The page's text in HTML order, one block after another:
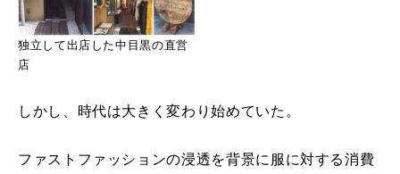
独立して出店した中目黒の直営
店
しかし、時代は大きく変わり始めていた。
ファストファッションの浸透を背景に服に対する消費